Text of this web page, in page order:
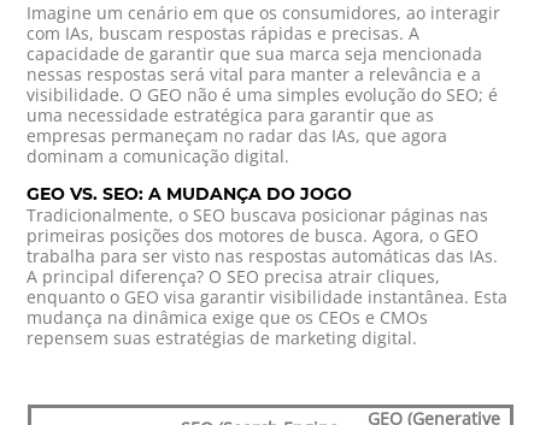
Imagine um cenário em que os consumidores, ao interagir
com IAs, buscam respostas rápidas e precisas. A
capacidade de garantir que sua marca seja mencionada
nessas respostas será vital para manter a relevância e a
visibilidade. O GEO não é uma simples evolução do SEO; é
uma necessidade estratégica para garantir que as
empresas permaneçam no radar das IAs, que agora
dominam a comunicação digital.
GEO VS. SEO: A MUDANÇA DO JOGO
Tradicionalmente, o SEO buscava posicionar páginas nas
primeiras posições dos motores de busca. Agora, o GEO
trabalha para ser visto nas respostas automáticas das IAs.
A principal diferença? O SEO precisa atrair cliques,
enquanto o GEO visa garantir visibilidade instantânea. Esta
mudança na dinâmica exige que os CEOs e CMOs
repensem suas estratégias de marketing digital.
GEO (Generative